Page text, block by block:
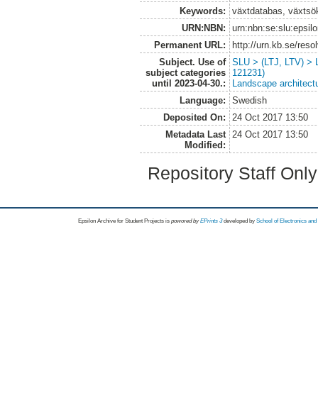
Keywords:
växtdatabas,
URN:NBN:
Permanent URL:
http://urn.kb.se/
Subject. Use of
subject categories
until 2023-04-30.:
SLU > (LTJ, LTV) >
121231)
Landscape
Language:
Swedish
Deposited On:
24 Oct 2017 13:50
Metadata Last
Modified:
24 Oct 2017 13:50
Repository Staff
Epsilon Archive for Student Projects is powored byEPrints 3 developed by School of Electronics